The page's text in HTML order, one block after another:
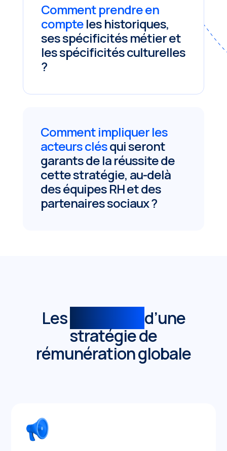
Comment prendre en
compteles historiques,
ses spécificités métier et
les spécificités culturelles
?
Comment impliquer les
acteurs clésqui seront
garants de la réussite de
cette stratégie, au-delà
des équipes RH et des
partenaires sociaux ?
Les d’une
stratégie de
rémunération globale